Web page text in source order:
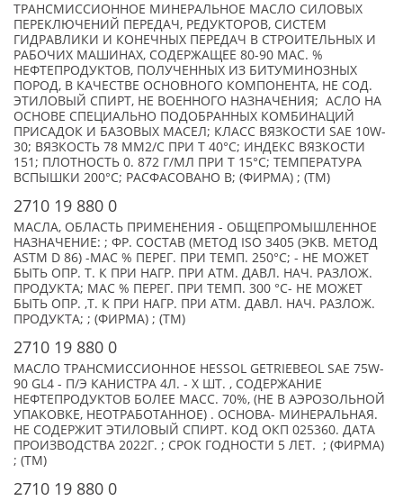
ТРАНСМИССИОННОЕ МИНЕРАЛЬНОЕ МАСЛО СИЛОВЫХ
ПЕРЕКЛЮЧЕНИЙ ПЕРЕДАЧ, РЕДУКТОРОВ, СИСТЕМ
ГИДРАВЛИКИ И КОНЕЧНЫХ ПЕРЕДАЧ В СТРОИТЕЛЬНЫХ И
РАБОЧИХ МАШИНАХ, СОДЕРЖАЩЕЕ 80-90 МАС. %
НЕФТЕПРОДУКТОВ, ПОЛУЧЕННЫХ ИЗ БИТУМИНОЗНЫХ
ПОРОД, В КАЧЕСТВЕ ОСНОВНОГО КОМПОНЕНТА, НЕ СОД.
ЭТИЛОВЫЙ СПИРТ, НЕ ВОЕННОГО НАЗНАЧЕНИЯ; АСЛО НА
ОСНОВЕ СПЕЦИАЛЬНО ПОДОБРАННЫХ КОМБИНАЦИЙ
ПРИСАДОК И БАЗОВЫХ МАСЕЛ; КЛАСС ВЯЗКОСТИ SAE 10W-
30; ВЯЗКОСТЬ 78 ММ2/С ПРИ Т 40°C; ИНДЕКС ВЯЗКОСТИ
151; ПЛОТНОСТЬ 0. 872 Г/МЛ ПРИ Т 15°C; ТЕМПЕРАТУРА
ВСПЫШКИ 200°C; РАСФАСОВАНО В; (ФИРМА) ; (TM)
2710 19 880 0
МАСЛА, ОБЛАСТЬ ПРИМЕНЕНИЯ - ОБЩЕПРОМЫШЛЕННОЕ
НАЗНАЧЕНИЕ: ; ФР. СОСТАВ (МЕТОД ISO 3405 (ЭКВ. МЕТОД
ASTM D 86) -МАС % ПЕРЕГ. ПРИ ТЕМП. 250°С; - НЕ МОЖЕТ
БЫТЬ ОПР. Т. К ПРИ НАГР. ПРИ АТМ. ДАВЛ. НАЧ. РАЗЛОЖ.
ПРОДУКТА; МАС % ПЕРЕГ. ПРИ ТЕМП. 300 °С- НЕ МОЖЕТ
БЫТЬ ОПР. ,Т. К ПРИ НАГР. ПРИ АТМ. ДАВЛ. НАЧ. РАЗЛОЖ.
ПРОДУКТА; ; (ФИРМА) ; (TM)
2710 19 880 0
МАСЛО ТРАНСМИССИОННОЕ HESSOL GETRIEBEOL SAE 75W-
90 GL4 - П/Э КАНИСТРА 4Л. - X ШТ. , СОДЕРЖАНИЕ
НЕФТЕПРОДУКТОВ БОЛЕЕ МАСС. 70%, (НЕ В АЭРОЗОЛЬНОЙ
УПАКОВКЕ, НЕОТРАБОТАННОЕ) . ОСНОВА- МИНЕРАЛЬНАЯ.
НЕ СОДЕРЖИТ ЭТИЛОВЫЙ СПИРТ. КОД ОКП 025360. ДАТА
ПРОИЗВОДСТВА 2022Г. ; СРОК ГОДНОСТИ 5 ЛЕТ. ; (ФИРМА)
; (TM)
2710 19 880 0